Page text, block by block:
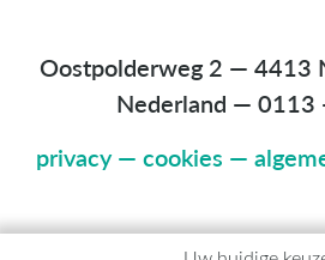
Oostpolderweg 2 — 4413
Nederland — 0113
privacy— cookies —